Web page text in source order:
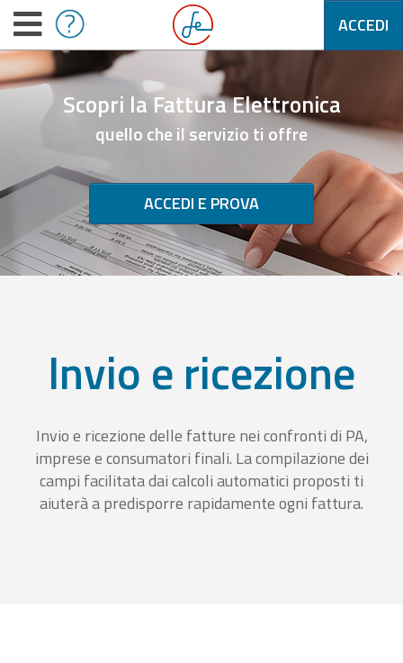
ACCEDI
Scopri la Fattura Elettronica
quello che il servizio ti offre
ACCEDI E PROVA
Invio e ricezione
Invio e ricezione delle fatture nei confronti di PA,
imprese e consumatori finali. La compilazione dei
campi facilitata dai calcoli automatici proposti ti
aiuterà a predisporre rapidamente ogni fattura.